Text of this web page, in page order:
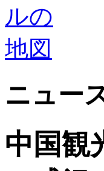
ニュー
中国観